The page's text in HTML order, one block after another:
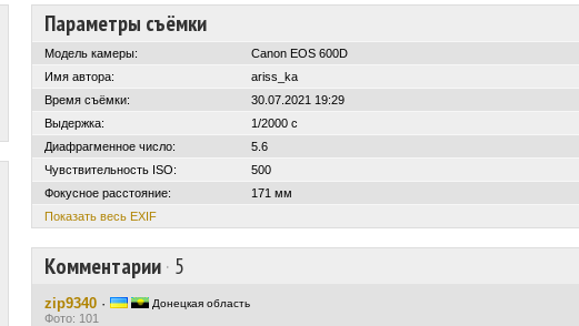
Параметры съёмки
Модель камеры:
Canon EOS 600D
Имя автора:
ariss_ka
Время съёмки:
30.07.2021 19:29
Выдержка:
1/2000 с
Диафрагменное число:
5.6
Чувствительность ISO:
500
Фокусное расстояние:
171 мм
Показать весь EXIF
Комментарии· 5
zip9340 · Донецкая область
Фото: 101